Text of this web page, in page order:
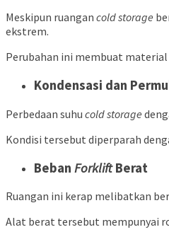
Meskipun ruangan cold storage
ekstrem.
Perubahan ini membuat
Kondensasi dan
Perbedaan suhu cold storage
Kondisi tersebut diperparah
Beban ForkliftBerat
Ruangan ini kerap melibatkan
Alat berat tersebut mempunyai